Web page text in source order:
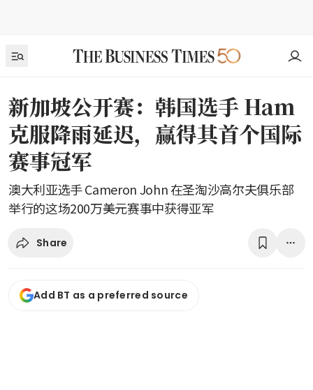
新加坡公开赛：韩国选手 Ham
克服降雨延迟，赢得其首个国际
赛事冠军
澳大利亚选手 Cameron John 在圣淘沙高尔夫俱乐部
举行的这场200万美元赛事中获得亚军
Share
Add BT as a preferred source